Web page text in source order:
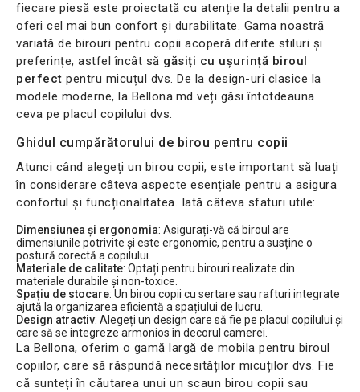
fiecare piesă este proiectată cu atenție la detalii pentru a
oferi cel mai bun confort și durabilitate. Gama noastră
variată de birouri pentru copii acoperă diferite stiluri și
preferințe, astfel încât să găsiți cu ușurință biroul
perfect pentru micuțul dvs. De la design-uri clasice la
modele moderne, la Bellona.md veți găsi întotdeauna
ceva pe placul copilului dvs.
Ghidul cumpărătorului de birou pentru copii
Atunci când alegeți un birou copii, este important să luați
în considerare câteva aspecte esențiale pentru a asigura
confortul și funcționalitatea. Iată câteva sfaturi utile:
Dimensiunea și ergonomia: Asigurați-vă că biroul are
dimensiunile potrivite și este ergonomic, pentru a susține o
postură corectă a copilului.
Materiale de calitate: Optați pentru birouri realizate din
materiale durabile și non-toxice.
Spațiu de stocare: Un birou copii cu sertare sau rafturi integrate
ajută la organizarea eficientă a spațiului de lucru.
Design atractiv: Alegeți un design care să fie pe placul copilului și
care să se integreze armonios în decorul camerei.
La Bellona, oferim o gamă largă de mobila pentru biroul
copiilor, care să răspundă necesităților micuților dvs. Fie
că sunteți în căutarea unui un scaun birou copii sau